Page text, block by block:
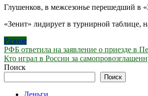
Глушенков, в межсезонье перешедший в
«Зенит» лидирует в турнирной таблице,
Разное
Навигация
по
РФБ ответила на заявление о приезде в
Кто играл в России за
Поиск
Поиск